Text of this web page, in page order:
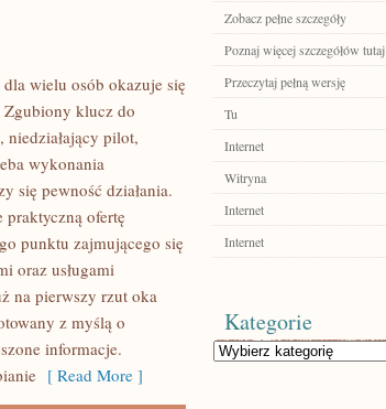
wielu osób okazuje się
klucz do
pilot,
wykonania
się pewność działania.
praktyczną ofertę
punktu zajmującego się
oraz usługami
na pierwszy rzut oka
z myślą o
informacje.
[ Read More ]
Zobacz pełne szczegóły
Poznaj więcej szczegółów tutaj
Przeczytaj pełną wersję
Tu
Internet
Witryna
Internet
Internet
Kategorie
Kategorie